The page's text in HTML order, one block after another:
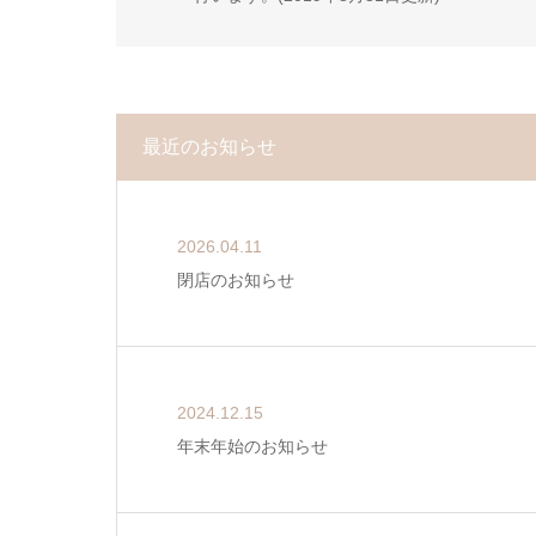
最近のお知らせ
2026.04.11
閉店のお知らせ
2024.12.15
年末年始のお知らせ